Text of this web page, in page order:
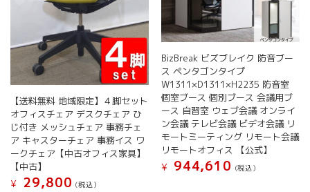
【送料無料 地域限定】４脚セット
オフィスチェア デスクチェア ひ
じ付き メッシュチェア 事務チェ
ア キャスターチェア 事務イス ワ
ークチェア【中古オフィス家具】
【中古】
¥
29,800 (税込）
BizBreak ビズブレイク 防音ブー
ス ペンタゴンタイプ
W1311×D1311×H2235 防音室
個室ブース 個別ブース 会議用ブ
ース 自習室 ウェブ会議 オンライ
ン会議 テレビ会議 ビデオ会議 リ
モートミーティング リモート会議
リモートオフィス 【公式】
¥
944,610 (税込）